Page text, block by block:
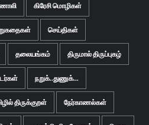
கிரேசி மொழிகள்
செய்திகள்
தலையங்கம் திருமால் திருப்புகழ்
நறுக்..துணுக்...
திருக்குறள் நேர்காணல்கள்